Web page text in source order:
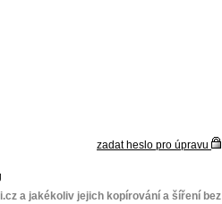
zadat heslo pro úpravu
a jakékoliv jejich kopírování a šíření bez